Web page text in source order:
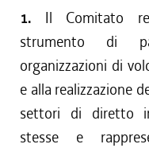
1. Il Comitato
strumento di
organizzazioni di
e alla realizzazione
settori di diretto
stesse e